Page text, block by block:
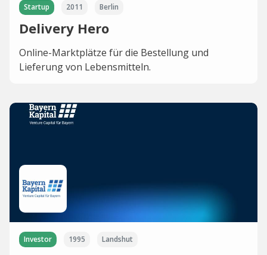
Startup 2011 Berlin
Delivery Hero
Online-Marktplätze für die Bestellung und
Lieferung von Lebensmitteln.
Investor 1995 Landshut